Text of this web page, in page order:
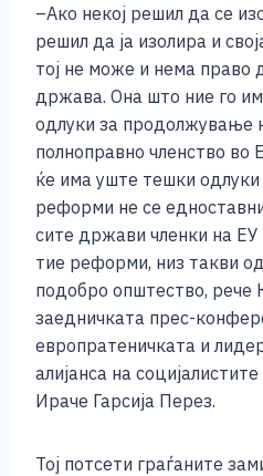
–Ако некој решил да се
решил да ја изолира и
тој не може и нема право
држава. Она што ние го
одлуки за продолжување
полноправно членство во
ќе има уште тешки
реформи не се
сите држави членки на ЕУ
тие реформи, низ такви
подобро општество, рече
заедничката прес-
европратеничката и
алијанса на
Ираче Гарсија Перез.
Тој потсети граѓаните